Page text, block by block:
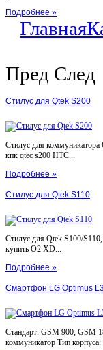
Подробнее »
Главная
Пред След
Стилус для Qtek S200
Стилус для коммуникатора
кпк qtec s200 HTC...
Подробнее »
Стилус для Qtek S110
Стилус для Qtek S100/
купить O2 XD...
Подробнее »
Смартфон LG Optimus
Стандарт: GSM 900, GSM
коммуникатор Тип